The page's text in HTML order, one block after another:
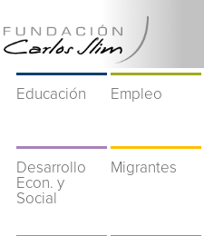
Educación Empleo
Desarrollo
Econ. y
Social
Migrantes